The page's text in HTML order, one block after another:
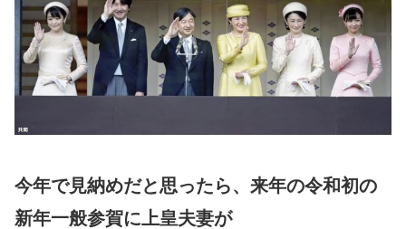
今年で見納めだと思ったら、来年の令和初の
新年一般参賀に上皇夫妻が